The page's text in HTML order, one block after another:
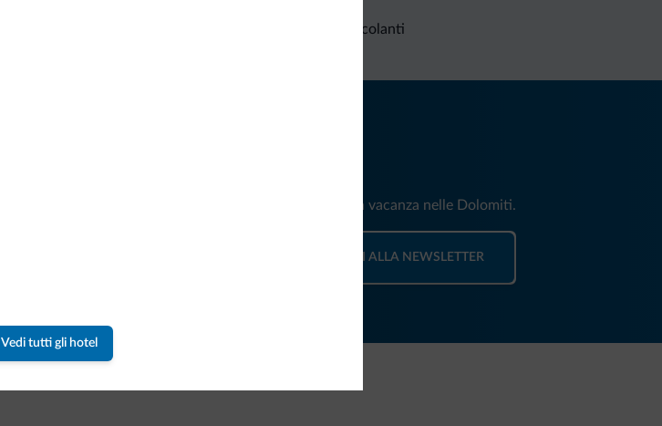
Vedi tutti gli hotel
Richieste non vincolanti
Riceverai informazioni, offerte esclusive e news per la tua vacanza nelle Dolomiti.
ISCRIVITI ALLA NEWSLETTER